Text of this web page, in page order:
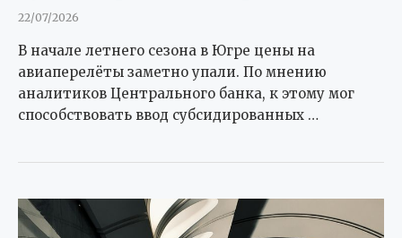
22/07/2026
В начале летнего сезона в Югре цены на
авиаперелёты заметно упали. По мнению
аналитиков Центрального банка, к этому мог
способствовать ввод субсидированных …